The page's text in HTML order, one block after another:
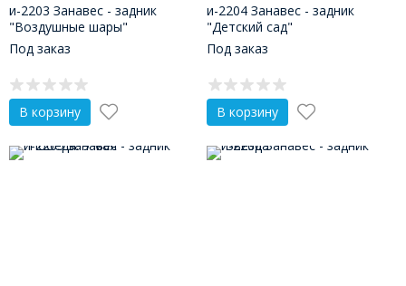
и-2203 Занавес - задник
"Воздушные шары"
Под заказ
В корзину
и-2204 Занавес - задник
"Детский сад"
Под заказ
В корзину